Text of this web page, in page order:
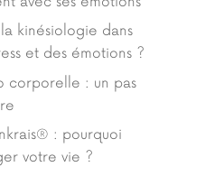
kinésiologie dans
et des émotions ?
corporelle : un pas
: pourquoi
votre vie ?